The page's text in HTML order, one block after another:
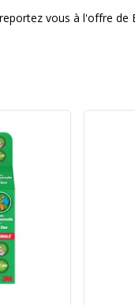
vous à l'offre